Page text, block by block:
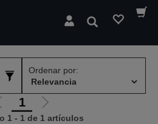
Buscar
Ordenar por:
Ir
a
1
Ir
a
1 - 1 de 1 artículos